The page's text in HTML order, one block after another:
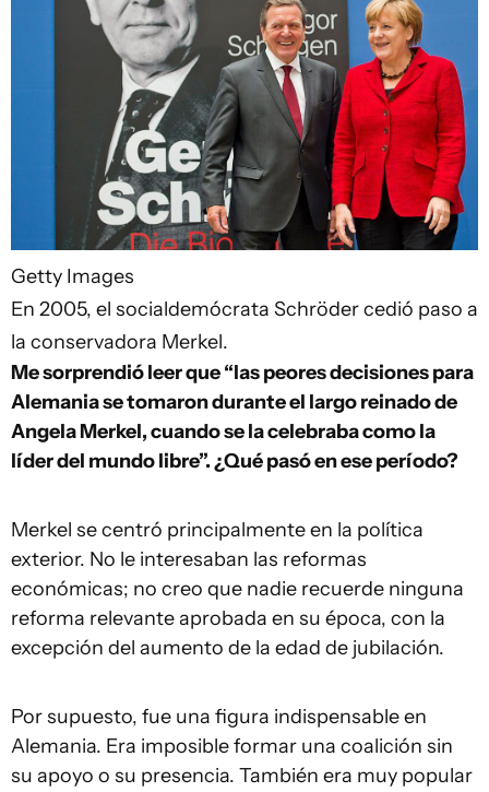
Getty Images
En 2005, el socialdemócrata Schröder cedió paso a
la conservadora Merkel.
Me sorprendió leer que “las peores decisiones para
Alemania se tomaron durante el largo reinado de
Angela Merkel, cuando se la celebraba como la
líder del mundo libre”. ¿Qué pasó en ese período?
Merkel se centró principalmente en la política
exterior. No le interesaban las reformas
económicas; no creo que nadie recuerde ninguna
reforma relevante aprobada en su época, con la
excepción del aumento de la edad de jubilación.
Por supuesto, fue una figura indispensable en
Alemania. Era imposible formar una coalición sin
su apoyo o su presencia. También era muy popular